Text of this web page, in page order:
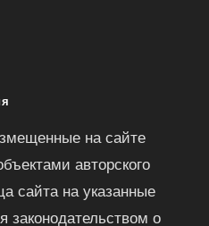
на сайте
авторского
сайта на указанные
законодательством о